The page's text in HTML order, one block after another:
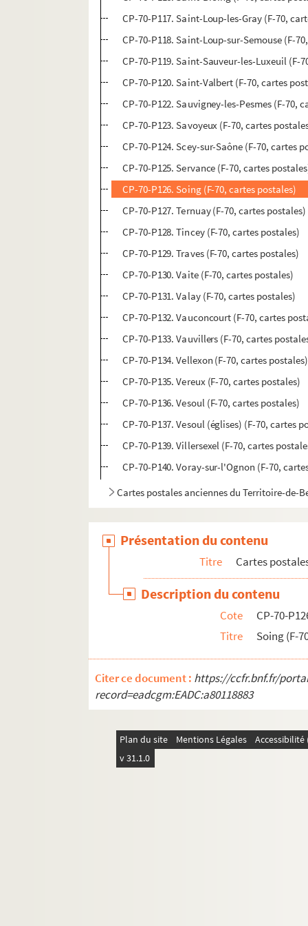
CP-70-P117. Saint-Loup-les-Gray (F-70,
CP-70-P118. Saint-Loup-sur-Semouse (F-
CP-70-P119. Saint-Sauveur-les-Luxeuil (F-
CP-70-P120. Saint-Valbert (F-70, cartes
CP-70-P122. Sauvigney-les-Pesmes (F-70,
CP-70-P123. Savoyeux (F-70, cartes
CP-70-P124. Scey-sur-Saône (F-70, cartes
CP-70-P125. Servance (F-70, cartes
CP-70-P126. Soing (F-70, cartes postales)
CP-70-P127. Ternuay (F-70, cartes postales)
CP-70-P128. Tincey (F-70, cartes postales)
CP-70-P129. Traves (F-70, cartes postales)
CP-70-P130. Vaite (F-70, cartes postales)
CP-70-P131. Valay (F-70, cartes postales)
CP-70-P132. Vauconcourt (F-70, cartes
CP-70-P133. Vauvillers (F-70, cartes
CP-70-P134. Vellexon (F-70, cartes postales)
CP-70-P135. Vereux (F-70, cartes postales)
CP-70-P136. Vesoul (F-70, cartes postales)
CP-70-P137. Vesoul (églises) (F-70, cartes
CP-70-P139. Villersexel (F-70, cartes
CP-70-P140. Voray-sur-l'Ognon (F-70,
Cartes postales anciennes du Territoire-de-
Présentation du contenu
Titre Cartes
Description du contenu
Cote
CP-70-
Titre
Soing (F-
Citer ce document : https://ccfr.bnf.fr/
record=eadcgm:EADC:a80118883
Plan du site Mentions Légales
v 31.1.0